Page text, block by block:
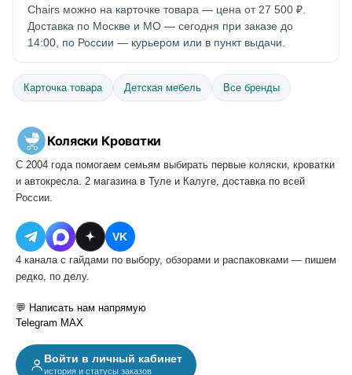
Chairs можно на карточке товара — цена от 27 500 ₽.
Доставка по Москве и МО — сегодня при заказе до
14:00, по России — курьером или в пункт выдачи.
Карточка товара Детская мебель Все бренды
Коляски·Кроватки
С 2004 года помогаем семьям выбирать первые коляски, кроватки
и автокресла. 2 магазина в Туле и Калуге, доставка по всей
России.
VK
4 канала с гайдами по выбору, обзорами и распаковками — пишем
редко, по делу.
💬 Написать нам напрямую
Telegram MAX
Войти в личный кабинет
история и статусы заказов